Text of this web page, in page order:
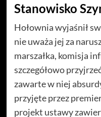
Stanowisko
Hołownia wyjaśnił
nie uważa jej za
marszałka, komisja
szczegółowo
zawarte w niej
przyjęte przez
projekt ustawy